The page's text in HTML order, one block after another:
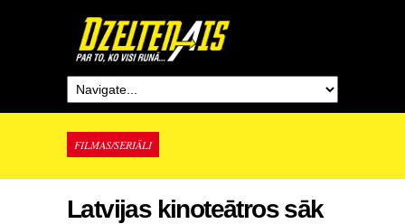
FILMAS/SERIĀLI
Latvijas kinoteātros sāk